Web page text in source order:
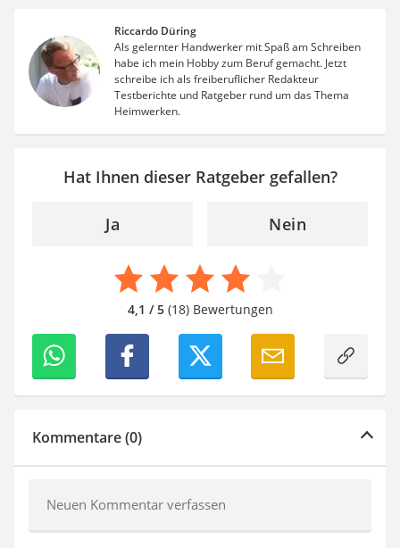
Riccardo Düring
Als gelernter Handwerker mit Spaß am Schreiben
habe ich mein Hobby zum Beruf gemacht. Jetzt
schreibe ich als freiberuflicher Redakteur
Testberichte und Ratgeber rund um das Thema
Heimwerken.
Hat Ihnen dieser Ratgeber gefallen?
Ja Nein
4,1 / 5(18) Bewertungen
Kommentare (0)
Neuen Kommentar verfassen